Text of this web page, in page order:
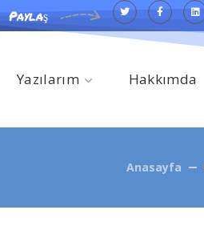
Paylaş
Yazılarım Hakkımda
Anasayfa